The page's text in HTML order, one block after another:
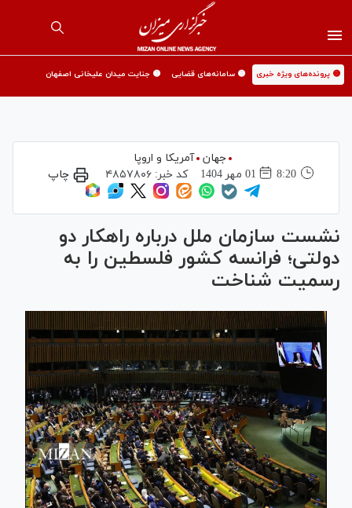
🟡 پرونده‌های ویژه خبری 🟡 سامانه‌های قضایی 🟡 جنایت میدان علیخانی اصفهان
جهان
آمریکا و اروپا
8:20
01 مهر 1404 کد خبر: ۴۸۵۷۸۰۶ چاپ
نشست سازمان ملل درباره راهکار دو
دولتی؛ فرانسه کشور فلسطین را به
رسمیت شناخت